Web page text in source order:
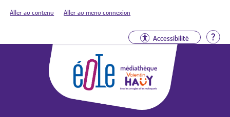
Aller au contenu Aller au menu connexion
Accessibilité